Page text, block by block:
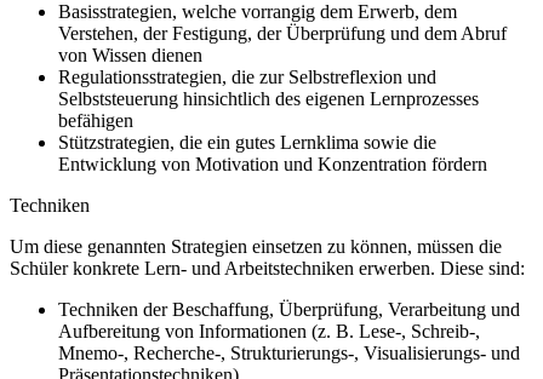
Basisstrategien, welche vorrangig dem Erwerb, dem
Verstehen, der Festigung, der Überprüfung und dem Abruf
von Wissen dienen
Regulationsstrategien, die zur Selbstreflexion und
Selbststeuerung hinsichtlich des eigenen Lernprozesses
befähigen
Stützstrategien, die ein gutes Lernklima sowie die
Entwicklung von Motivation und Konzentration fördern
Techniken
Um diese genannten Strategien einsetzen zu können, müssen die
Schüler konkrete Lern- und Arbeitstechniken erwerben. Diese sind:
Techniken der Beschaffung, Überprüfung, Verarbeitung und
Aufbereitung von Informationen (z. B. Lese-, Schreib-,
Mnemo-, Recherche-, Strukturierungs-, Visualisierungs- und